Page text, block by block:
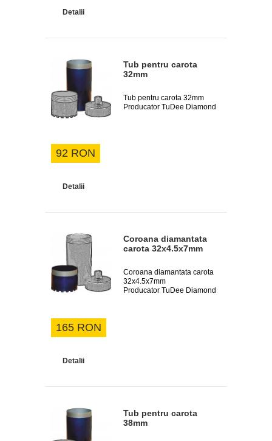
Detalii
Tub pentru carota
32mm
Tub pentru carota 32mm
Producator TuDee Diamond
92 RON
Detalii
Coroana diamantata
carota 32x4.5x7mm
Coroana diamantata carota
32x4.5x7mm
Producator TuDee Diamond
165 RON
Detalii
Tub pentru carota
38mm